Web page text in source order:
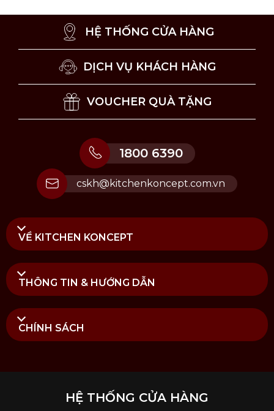
hoặc đồ mài dao chuyên dụng, để khắc phục
dấu hiệu mòn lưỡi cắt và đảm bảo độ sắc bén
Lưu ý vệ sinh và sử dụng dao bàn ăn Studio Viners
Kitchen Koncept, chúng tôi cung cấp sản phẩm
HỆ THỐNG CỬA HÀNG
DỊCH VỤ KHÁCH HÀNG
VOUCHER QUÀ TẶNG
1800 6390
cskh@kitchenkoncept.com.vn
VỀ KITCHEN KONCEPT
THÔNG TIN & HƯỚNG DẪN
CHÍNH SÁCH
HỆ THỐNG CỬA HÀNG